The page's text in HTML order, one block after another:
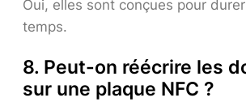
Oui, elles sont conçues pour
temps.
8. Peut-on réécrire les
sur une plaque NFC ?